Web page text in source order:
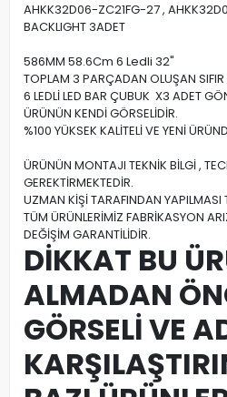
AHKK32D06-ZC21FG-27 ,
BACKLIGHT 3ADET
586MM 58.6Cm 6 Ledli 32"
TOPLAM 3 PARÇADAN OLUŞAN SIFIR
6 LEDLİ LED BAR ÇUBUK X3 ADET
ÜRÜNÜN KENDİ GÖRSELİDİR.
%100 YÜKSEK KALİTELİ VE YENİ
ÜRÜNÜN MONTAJI TEKNİK BİLGİ ,
GEREKTİRMEKTEDİR.
UZMAN KİŞİ TARAFINDAN YAPILMASI
TÜM ÜRÜNLERİMİZ FABRİKASYON
DEĞİŞİM GARANTİLİDİR.
DİKKAT BU
ALMADAN
GÖRSELİ VE